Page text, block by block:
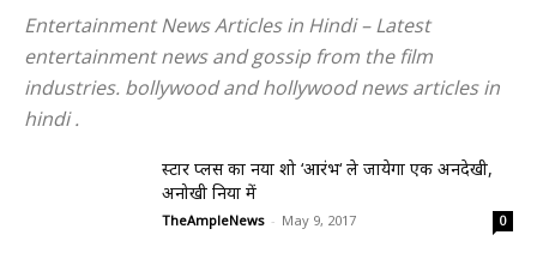
Entertainment News Articles in Hindi – Latest
entertainment news and gossip from the film
industries. bollywood and hollywood news articles in
hindi .
स्टार प्लस का नया शो ‘आरंभ‘ ले जायेगा एक अनदेखी,
अनोखी दुनिया में
TheAmpleNews - May 9, 2017 0